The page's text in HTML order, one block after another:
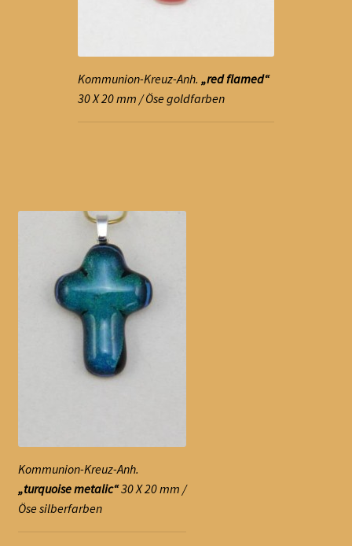
Kommunion-Kreuz-Anh. „red flamed“
30 X 20 mm / Öse goldfarben
Kommunion-Kreuz-Anh.
„turquoise metalic“30 X 20 mm /
Öse silberfarben